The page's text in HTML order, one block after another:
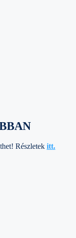
Részletek itt.